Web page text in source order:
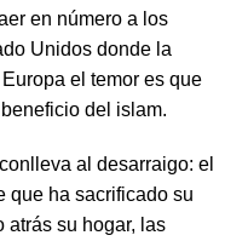
en número a los
Unidos donde la
el temor es que
del islam.
al desarraigo: el
que ha sacrificado su
su hogar, las